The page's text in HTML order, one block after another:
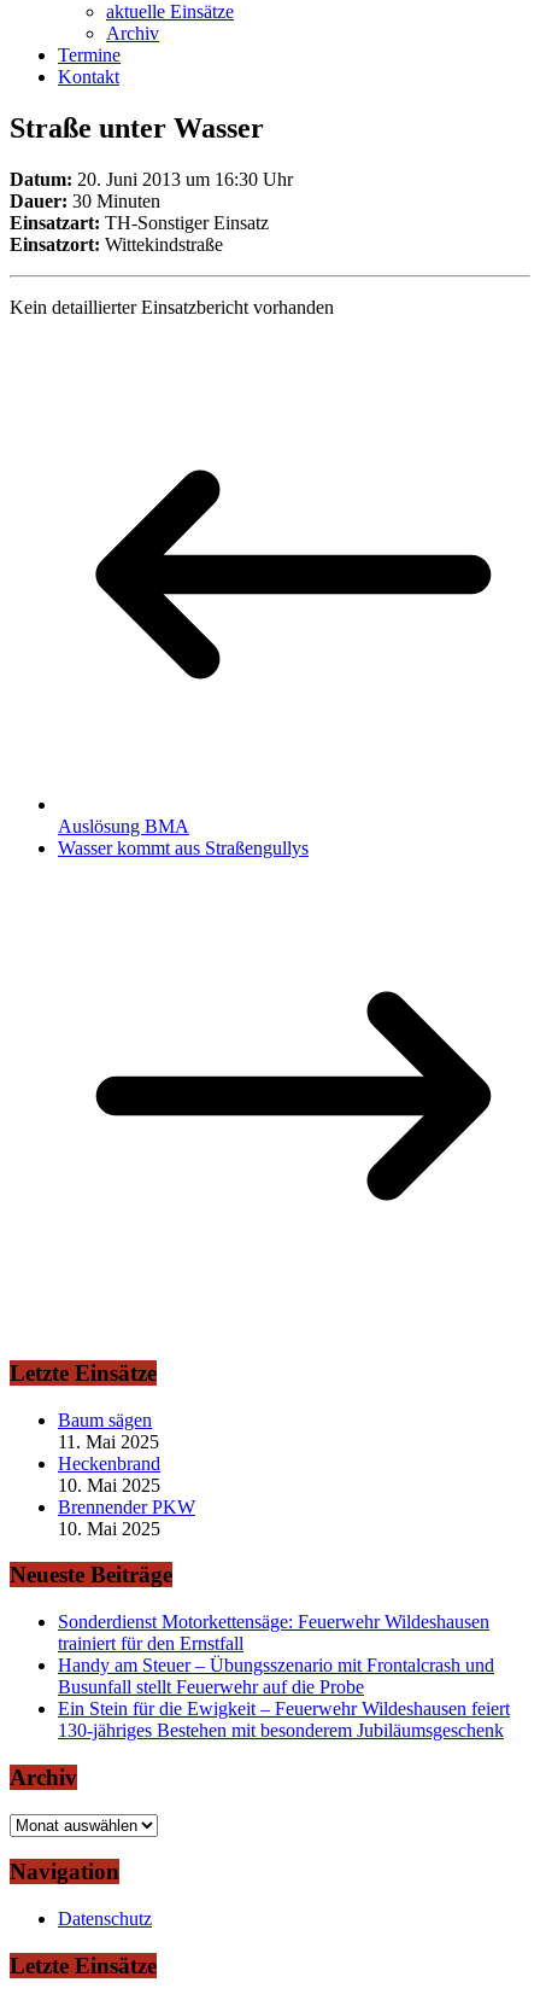
aktuelle Einsätze
Archiv
Termine
Kontakt
Straße unter Wasser
Datum: 20. Juni 2013 um 16:30 Uhr
Dauer: 30 Minuten
Einsatzart: TH-Sonstiger Einsatz
Einsatzort: Wittekindstraße
Kein detaillierter Einsatzbericht vorhanden
Auslösung BMA
Wasser kommt aus Straßengullys
Letzte Einsätze
Baum sägen
11. Mai 2025
Heckenbrand
10. Mai 2025
Brennender PKW
10. Mai 2025
Neueste Beiträge
Sonderdienst Motorkettensäge: Feuerwehr Wildeshausen
trainiert für den Ernstfall
Handy am Steuer – Übungsszenario mit Frontalcrash und
Busunfall stellt Feuerwehr auf die Probe
Ein Stein für die Ewigkeit – Feuerwehr Wildeshausen feiert
130-jähriges Bestehen mit besonderem Jubiläumsgeschenk
Archiv
Archiv
Navigation
Datenschutz
Letzte Einsätze